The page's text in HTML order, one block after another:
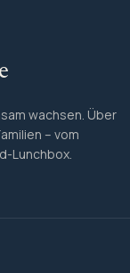
wachsen. Über
– vom
Lunchbox.